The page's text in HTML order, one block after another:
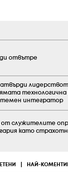
НАЙ-
отвътре
технологична
интегратор
от служителите
като